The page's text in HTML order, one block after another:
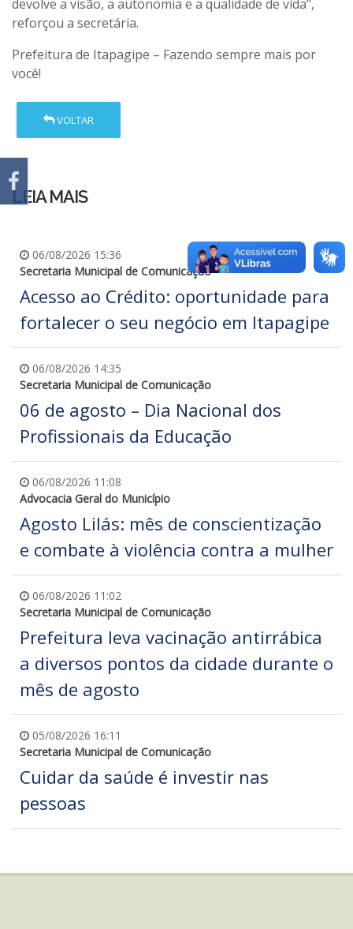
devolve a visão, a autonomia e a qualidade de vida”,
reforçou a secretária.
Prefeitura de Itapagipe – Fazendo sempre mais por
você!
VOLTAR
LEIA MAIS
06/08/2026 15:36
Secretaria Municipal de Comunicação
Acesso ao Crédito: oportunidade para
fortalecer o seu negócio em Itapagipe
06/08/2026 14:35
Secretaria Municipal de Comunicação
06 de agosto – Dia Nacional dos
Profissionais da Educação
06/08/2026 11:08
Advocacia Geral do Município
Agosto Lilás: mês de conscientização
e combate à violência contra a mulher
06/08/2026 11:02
Secretaria Municipal de Comunicação
Prefeitura leva vacinação antirrábica
a diversos pontos da cidade durante o
mês de agosto
05/08/2026 16:11
Secretaria Municipal de Comunicação
Cuidar da saúde é investir nas
pessoas